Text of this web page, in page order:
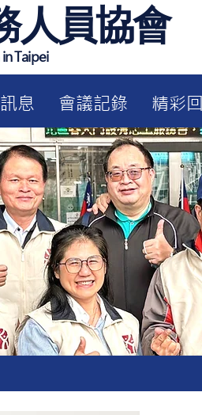
人員協會
Taipei
息 會議記錄 精彩